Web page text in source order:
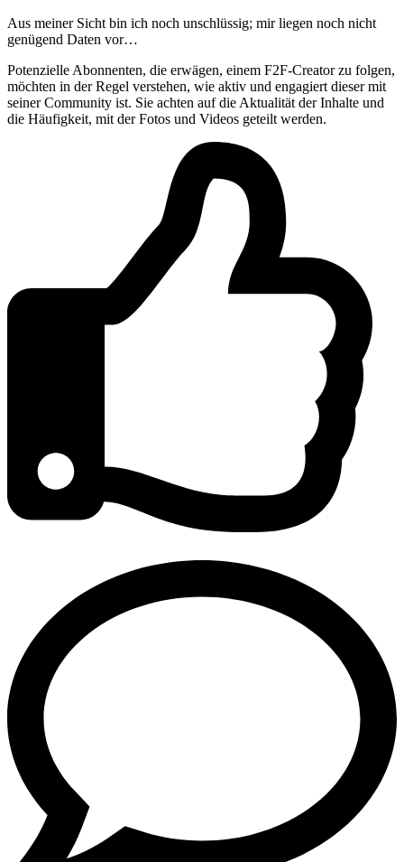
Aus meiner Sicht bin ich noch unschlüssig; mir liegen noch nicht
genügend Daten vor…
Potenzielle Abonnenten, die erwägen, einem F2F-Creator zu folgen,
möchten in der Regel verstehen, wie aktiv und engagiert dieser mit
seiner Community ist. Sie achten auf die Aktualität der Inhalte und
die Häufigkeit, mit der Fotos und Videos geteilt werden.